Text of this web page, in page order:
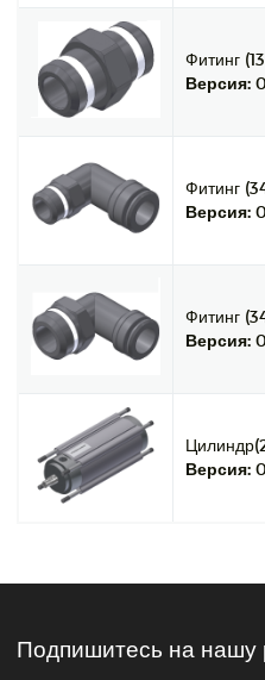
Фитинг
Версия: 0
Фитинг
Версия: 0
Фитинг
Версия: 0
Версия: 0
Подпишитесь на нашу